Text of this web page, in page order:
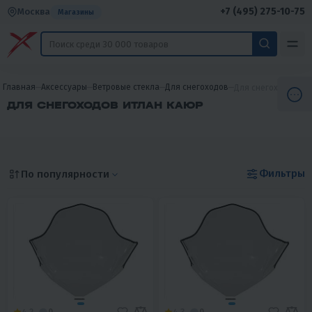
Москва Магазины +7 (495) 275-10-75
Главная Аксессуары Ветровые стекла Для снегоходов Для снегоходов
ДЛЯ СНЕГОХОДОВ ИТЛАН КАЮР
По популярности Фильтры